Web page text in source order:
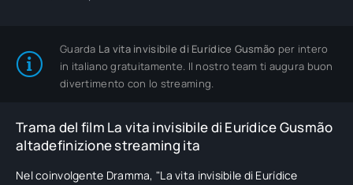
Guarda La vita invisibile di Eurídice Gusmão per intero
in italiano gratuitamente. Il nostro team ti augura buon
divertimento con lo streaming.
Trama del film La vita invisibile di Eurídice Gusmão
altadefinizione streaming ita
Nel coinvolgente Dramma, "La vita invisibile di Eurídice